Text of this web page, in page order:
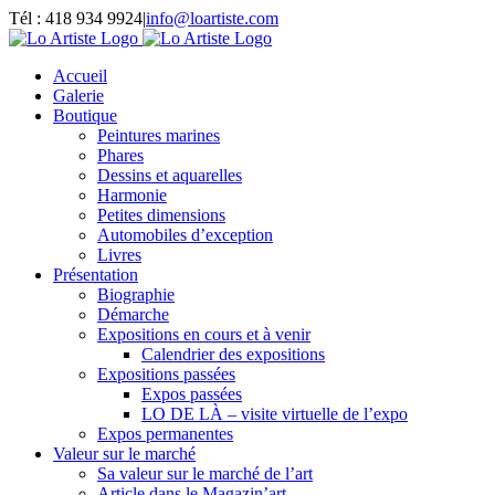
Passer
au
Tél : 418 934 9924|info@loartiste.com
Facebook
Instagram
Email
Pinterest
YouTube
Accueil
Galerie
Boutique
Peintures marines
Phares
Dessins et aquarelles
Harmonie
Petites dimensions
Automobiles d’exception
Livres
Présentation
Biographie
Démarche
Expositions en cours et à venir
Calendrier des expositions
Expositions passées
Expos passées
LO DE LÀ – visite virtuelle de l’expo
Expos permanentes
Valeur sur le marché
Sa valeur sur le marché de l’art